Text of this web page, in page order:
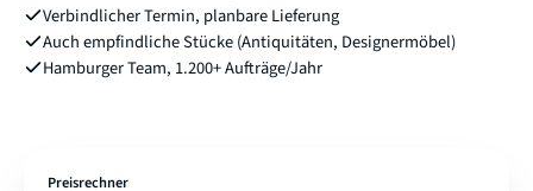
Verbindlicher Termin, planbare Lieferung
Auch empfindliche Stücke (Antiquitäten, Designermöbel)
Hamburger Team, 1.200+ Aufträge/Jahr
Preisrechner